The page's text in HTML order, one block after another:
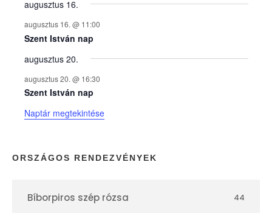
y
e
k
n
a
p
augusztus 16.
augusztus 16. @ 11:00
Szent István nap
augusztus 20.
augusztus 20. @ 16:30
Szent István nap
Naptár megtekintése
ORSZÁGOS RENDEZVÉNYEK
Bíborpiros szép rózsa 44